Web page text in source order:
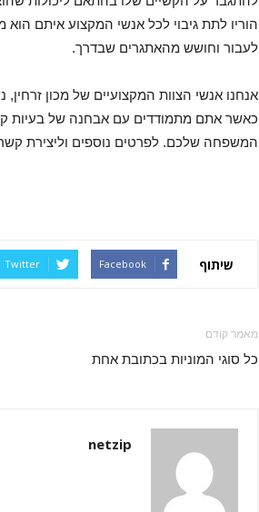
הוריו לתת גיבוי לכל אנשי המקצוע איתם
לעבור וחושש מהאתגרים שבדרך.
אנחנו אנשי הצוות המקצועיים של מכון
כאשר אתם מתמודדים עם אבחנה של בעיות קשב
המשפחה שלכם. לפרטים נוספים וליצירת
שיתוף Facebook
Twitter
מאמר קודם
כל סוגי המוניות בכתובת אחת
netzip